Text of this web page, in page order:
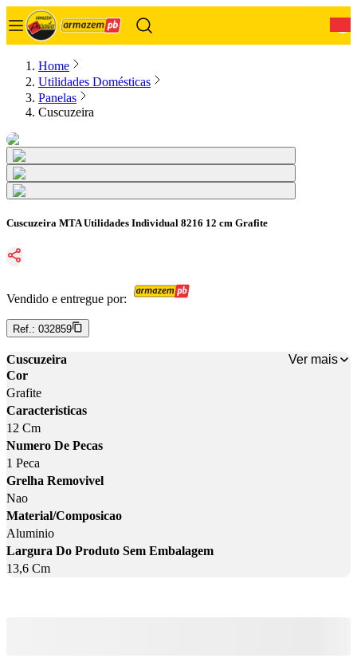
Home
Utilidades Domésticas
Panelas
Cuscuzeira
Cuscuzeira MTA Utilidades Individual 8216 12 cm Grafite
Vendido e entregue por:
Ref.: 032859
Cuscuzeira
Ver mais
Cor
Grafite
Caracteristicas
12 Cm
Numero De Pecas
1 Peca
Grelha Removivel
Nao
Material/Composicao
Aluminio
Largura Do Produto Sem Embalagem
13,6 Cm